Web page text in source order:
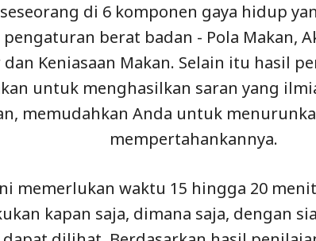
di 6 komponen gaya hidup
berat badan - Pola Makan,
Keniasaan Makan. Selain itu hasil
untuk menghasilkan saran yang
memudahkan Anda untuk
mempertahankannya.
memerlukan waktu 15 hingga 20
kapan saja, dimana saja, dengan